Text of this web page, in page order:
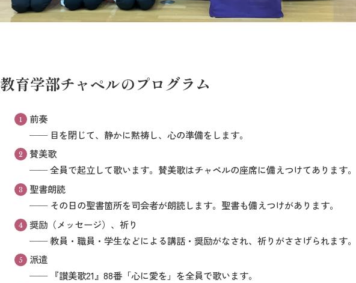
教育学部チャペルのプログラム
前奏
── 目を閉じて、静かに黙祷し、心の準備をします。
賛美歌
── 全員で起立して歌います。賛美歌はチャペルの座席に備えつけてあります。
聖書朗読
── その日の聖書箇所を司会者が朗読します。聖書も備えつけがあります。
奨励（メッセージ）、祈り
── 教員・職員・学生などによる講話・奨励がなされ、祈りがささげられます。
派遣
── 『讃美歌21』88番「心に愛を」を全員で歌います。